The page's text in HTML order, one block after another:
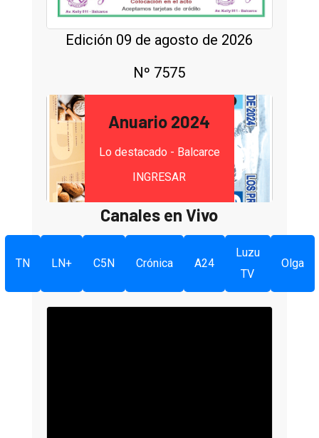
Edición 09 de agosto de 2026
Nº 7575
Anuario 2024
Lo destacado - Balcarce
INGRESAR
Canales en Vivo
TN LN+ C5N Crónica A24
Luzu
TV
Olga